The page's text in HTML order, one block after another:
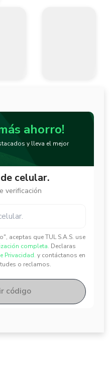
ahorro!
y lleva el mejor
celular.
verificación
aceptas que TUL S.A.S. use
completa. Declaras
Privacidad. y contáctanos en
o reclamos.
✕
✕
código